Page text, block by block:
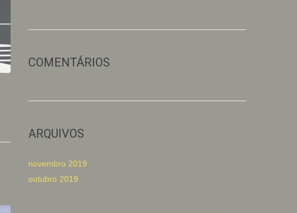
COMENTÁRIOS
ARQUIVOS
novembro 2019
outubro 2019